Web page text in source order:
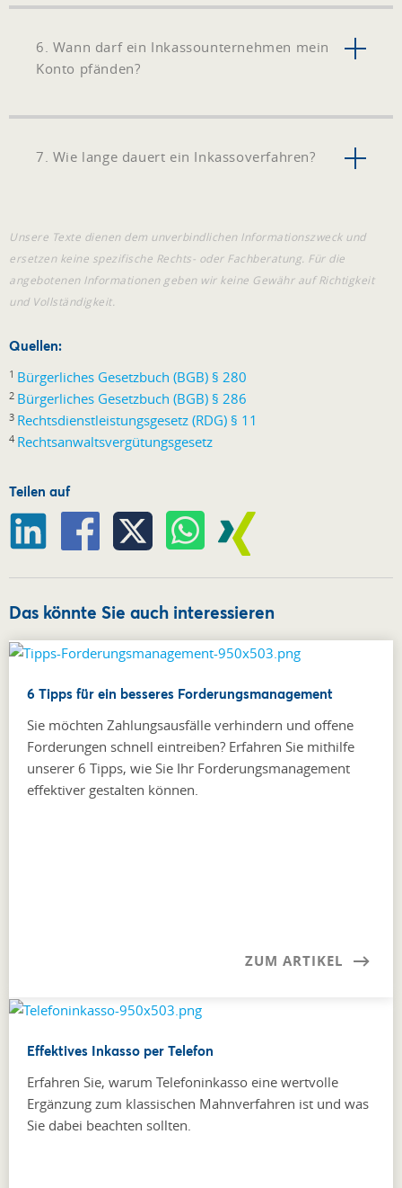
6. Wann darf ein Inkassounternehmen mein
Konto pfänden?
7. Wie lange dauert ein Inkassoverfahren?
Unsere Texte dienen dem unverbindlichen Informationszweck und
ersetzen keine spezifische Rechts- oder Fachberatung. Für die
angebotenen Informationen geben wir keine Gewähr auf Richtigkeit
und Vollständigkeit.
Quellen:
1 Bürgerliches Gesetzbuch (BGB) § 280
2 Bürgerliches Gesetzbuch (BGB) § 286
3 Rechtsdienstleistungsgesetz (RDG) § 11
4 Rechtsanwaltsvergütungsgesetz
Teilen auf
Das könnte Sie auch interessieren
6 Tipps für ein besseres Forderungsmanagement
Sie möchten Zahlungsausfälle verhindern und offene
Forderungen schnell eintreiben? Erfahren Sie mithilfe
unserer 6 Tipps, wie Sie Ihr Forderungsmanagement
effektiver gestalten können.
ZUM ARTIKEL
Effektives Inkasso per Telefon
Erfahren Sie, warum Telefoninkasso eine wertvolle
Ergänzung zum klassischen Mahnverfahren ist und was
Sie dabei beachten sollten.